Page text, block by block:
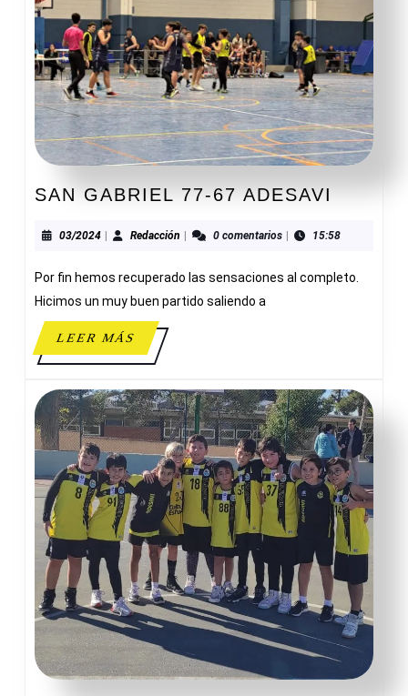
SAN GABRIEL 77-67 ADESAVI
77-
03/202403/2024
| Redacción Redacción
| 0 comentarios | 15:58
Por fin hemos recuperado las sensaciones al completo.
Hicimos un muy buen partido saliendo a
LEER MÁSLEER
MÁS